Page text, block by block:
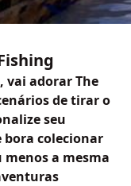
vai adorar The
de tirar o
seu
bora colecionar
a mesma